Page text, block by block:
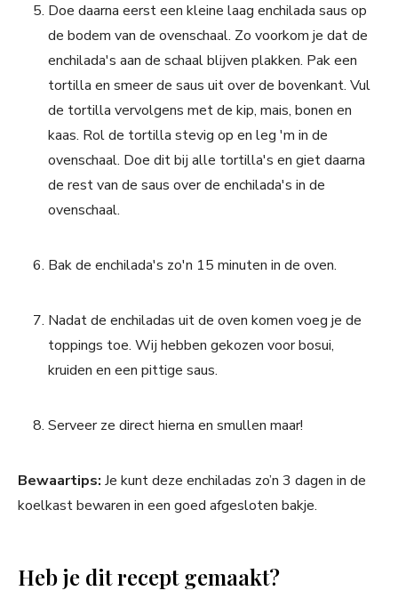
Doe daarna eerst een kleine laag enchilada saus op
de bodem van de ovenschaal. Zo voorkom je dat de
enchilada's aan de schaal blijven plakken. Pak een
tortilla en smeer de saus uit over de bovenkant. Vul
de tortilla vervolgens met de kip, mais, bonen en
kaas. Rol de tortilla stevig op en leg 'm in de
ovenschaal. Doe dit bij alle tortilla's en giet daarna
de rest van de saus over de enchilada's in de
ovenschaal.
Bak de enchilada's zo'n 15 minuten in de oven.
Nadat de enchiladas uit de oven komen voeg je de
toppings toe. Wij hebben gekozen voor bosui,
kruiden en een pittige saus.
Serveer ze direct hierna en smullen maar!
Bewaartips: Je kunt deze enchiladas zo’n 3 dagen in de
koelkast bewaren in een goed afgesloten bakje.
Heb je dit recept gemaakt?